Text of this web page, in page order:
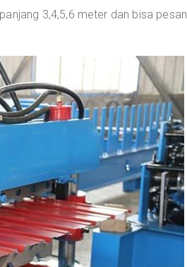
3,4,5,6 meter dan bisa pesan